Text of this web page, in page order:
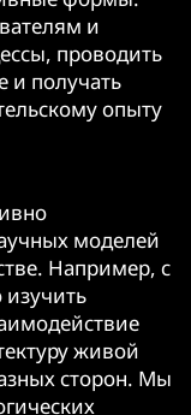
и
проводить
и получать
опыту
моделей
Например, с
живой
сторон. Мы